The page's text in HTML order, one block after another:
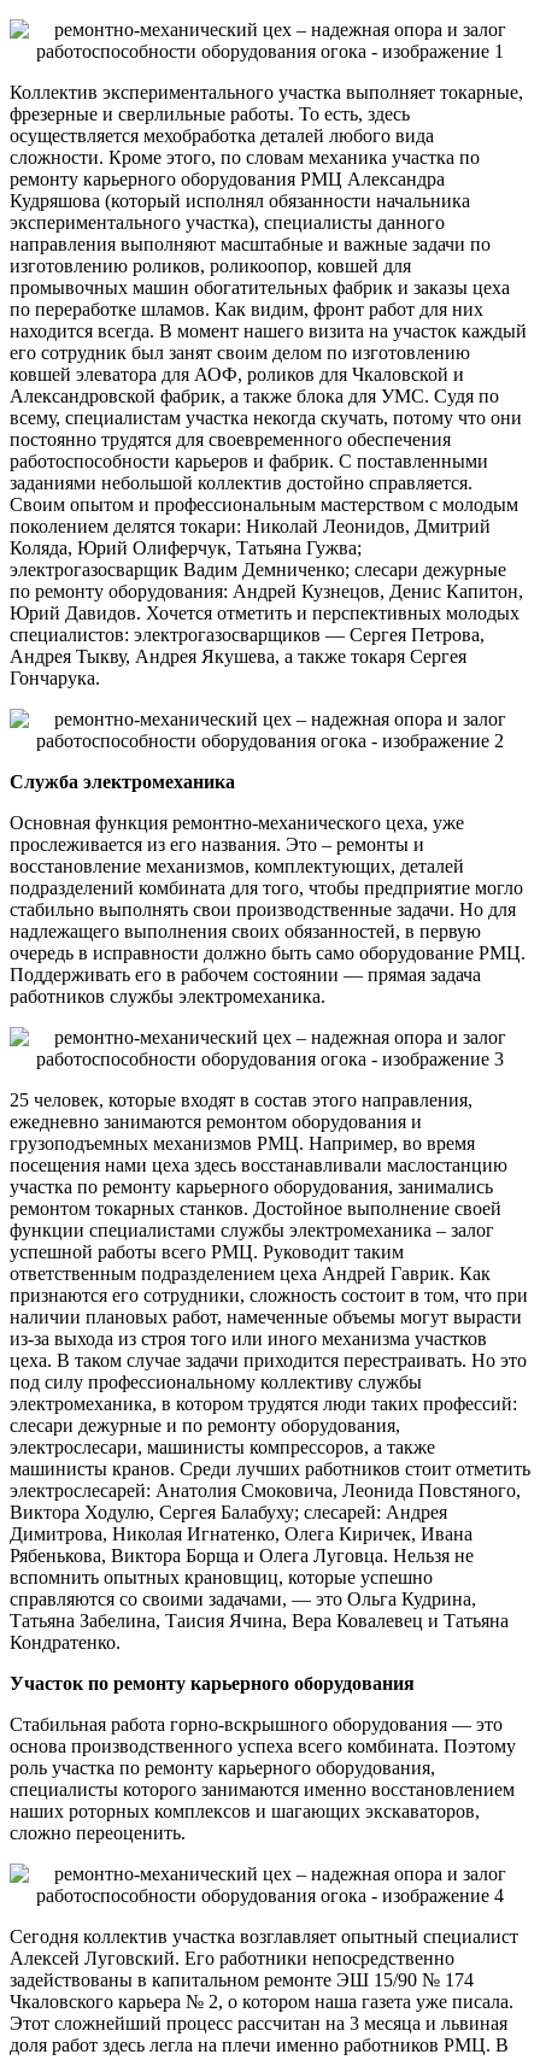
Коллектив экспериментального участка выполняет токарные,
фрезерные и сверлильные работы. То есть, здесь
осуществляется мехобработка деталей любого вида
сложности. Кроме этого, по словам механика участка по
ремонту карьерного оборудования РМЦ Александра
Кудряшова (который исполнял обязанности начальника
экспериментального участка), специалисты данного
направления выполняют масштабные и важные задачи по
изготовлению роликов, роликоопор, ковшей для
промывочных машин обогатительных фабрик и заказы цеха
по переработке шламов. Как видим, фронт работ для них
находится всегда. В момент нашего визита на участок каждый
его сотрудник был занят своим делом по изготовлению
ковшей элеватора для АОФ, роликов для Чкаловской и
Александровской фабрик, а также блока для УМС. Судя по
всему, специалистам участка некогда скучать, потому что они
постоянно трудятся для своевременного обеспечения
работоспособности карьеров и фабрик. С поставленными
заданиями небольшой коллектив достойно справляется.
Своим опытом и профессиональным мастерством с молодым
поколением делятся токари: Николай Леонидов, Дмитрий
Коляда, Юрий Олиферчук, Татьяна Гужва;
электрогазосварщик Вадим Демниченко; слесари дежурные
по ремонту оборудования: Андрей Кузнецов, Денис Капитон,
Юрий Давидов. Хочется отметить и перспективных молодых
специалистов: электрогазосварщиков — Сергея Петрова,
Андрея Тыкву, Андрея Якушева, а также токаря Сергея
Гончарука.
Служба электромеханика
Основная функция ремонтно-механического цеха, уже
прослеживается из его названия. Это – ремонты и
восстановление механизмов, комплектующих, деталей
подразделений комбината для того, чтобы предприятие могло
стабильно выполнять свои производственные задачи. Но для
надлежащего выполнения своих обязанностей, в первую
очередь в исправности должно быть само оборудование РМЦ.
Поддерживать его в рабочем состоянии — прямая задача
работников службы электромеханика.
25 человек, которые входят в состав этого направления,
ежедневно занимаются ремонтом оборудования и
грузоподъемных механизмов РМЦ. Например, во время
посещения нами цеха здесь восстанавливали маслостанцию
участка по ремонту карьерного оборудования, занимались
ремонтом токарных станков. Достойное выполнение своей
функции специалистами службы электромеханика – залог
успешной работы всего РМЦ. Руководит таким
ответственным подразделением цеха Андрей Гаврик. Как
признаются его сотрудники, сложность состоит в том, что при
наличии плановых работ, намеченные объемы могут вырасти
из-за выхода из строя того или иного механизма участков
цеха. В таком случае задачи приходится перестраивать. Но это
под силу профессиональному коллективу службы
электромеханика, в котором трудятся люди таких профессий:
слесари дежурные и по ремонту оборудования,
электрослесари, машинисты компрессоров, а также
машинисты кранов. Среди лучших работников стоит отметить
электрослесарей: Анатолия Смоковича, Леонида Повстяного,
Виктора Ходулю, Сергея Балабуху; слесарей: Андрея
Димитрова, Николая Игнатенко, Олега Киричек, Ивана
Рябенькова, Виктора Борща и Олега Луговца. Нельзя не
вспомнить опытных крановщиц, которые успешно
справляются со своими задачами, — это Ольга Кудрина,
Татьяна Забелина, Таисия Ячина, Вера Ковалевец и Татьяна
Кондратенко.
Участок по ремонту карьерного оборудования
Стабильная работа горно-вскрышного оборудования — это
основа производственного успеха всего комбината. Поэтому
роль участка по ремонту карьерного оборудования,
специалисты которого занимаются именно восстановлением
наших роторных комплексов и шагающих экскаваторов,
сложно переоценить.
Сегодня коллектив участка возглавляет опытный специалист
Алексей Луговский. Его работники непосредственно
задействованы в капитальном ремонте ЭШ 15/90 № 174
Чкаловского карьера № 2, о котором наша газета уже писала.
Этот сложнейший процесс рассчитан на 3 месяца и львиная
доля работ здесь легла на плечи именно работников РМЦ. В